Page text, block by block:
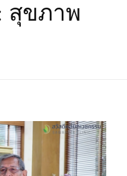
สุขภาพ